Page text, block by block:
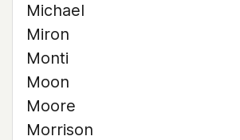
Michael
Miron
Monti
Moon
Moore
Morrison